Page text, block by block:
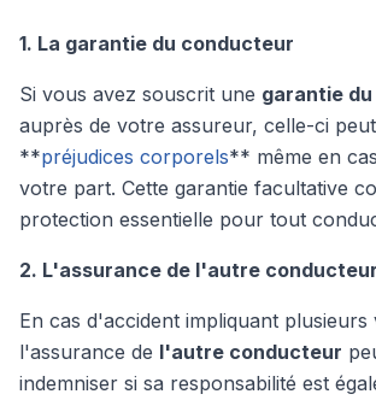
1. La garantie du conducteur
Si vous avez souscrit une garantie
auprès de votre assureur, celle-ci
**préjudices corporels** même en
votre part. Cette garantie facultative
protection essentielle pour tout
2. L'assurance de l'autre conducteur
En cas d'accident impliquant plusieurs
l'assurance de l'autre conducteur
indemniser si sa responsabilité est